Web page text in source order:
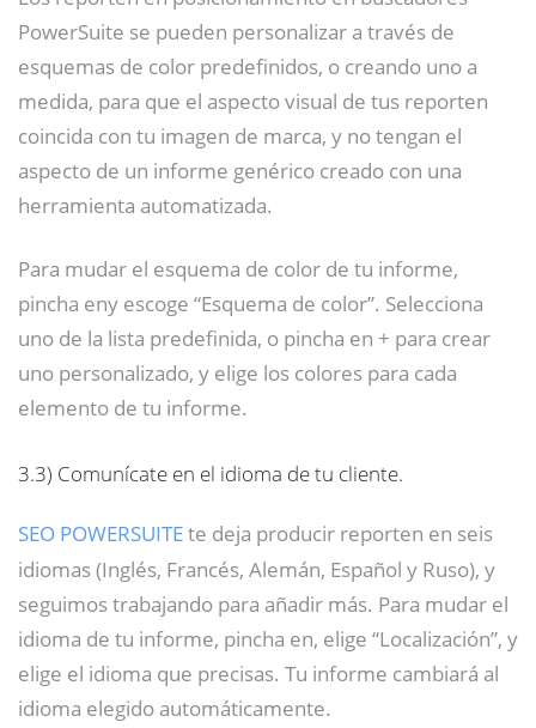
PowerSuite se pueden personalizar a través de
esquemas de color predefinidos, o creando uno a
medida, para que el aspecto visual de tus reporten
coincida con tu imagen de marca, y no tengan el
aspecto de un informe genérico creado con una
herramienta automatizada.
Para mudar el esquema de color de tu informe,
pincha eny escoge “Esquema de color”. Selecciona
uno de la lista predefinida, o pincha en + para crear
uno personalizado, y elige los colores para cada
elemento de tu informe.
3.3) Comunícate en el idioma de tu cliente.
SEO POWERSUITEte deja producir reporten en seis
idiomas (Inglés, Francés, Alemán, Español y Ruso), y
seguimos trabajando para añadir más. Para mudar el
idioma de tu informe, pincha en, elige “Localización”, y
elige el idioma que precisas. Tu informe cambiará al
idioma elegido automáticamente.